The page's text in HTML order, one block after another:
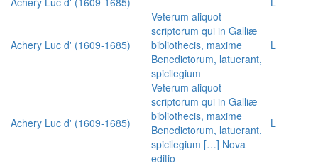
Achery Luc d' (1609-1685)
Veterum aliquot
scriptorum qui in Galliæ
bibliothecis, maxime
Benedictorum, latuerant,
spicilegium
L
Achery Luc d' (1609-1685)
Veterum aliquot
scriptorum qui in Galliæ
bibliothecis, maxime
Benedictorum, latuerant,
spicilegium […] Nova
editio
L